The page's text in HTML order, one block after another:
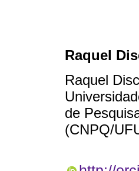
Raquel
Raquel
de
(CNPQ/